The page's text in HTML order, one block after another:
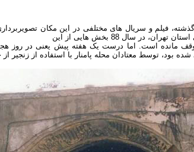
فیلم و سریال های مختلفی در این مکان
در سال 88 بخش هایی از این
مانده است. اما درست یک هفته پیش یعنی در روز
توسط معتادان محله پامنار با استفاده از زنجیر